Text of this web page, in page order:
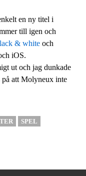
en ny titel i
till igen och
& white och
iOS.
ut och jag dunkade
på att Molyneux inte
SPEL